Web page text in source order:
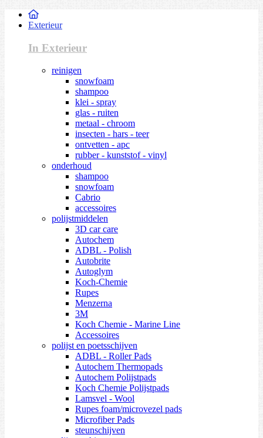
Exterieur
In Exterieur
reinigen
snowfoam
shampoo
klei - spray
glas - ruiten
metaal - chroom
insecten - hars - teer
ontvetten - apc
rubber - kunststof - vinyl
onderhoud
shampoo
snowfoam
Cabrio
accessoires
polijstmiddelen
3D car care
Autochem
ADBL - Polish
Autobrite
Autoglym
Koch-Chemie
Rupes
Menzerna
3M
Koch Chemie - Marine Line
Accessoires
polijst en poetsschijven
ADBL - Roller Pads
Autochem Thermopads
Autochem Polijstpads
Koch Chemie Polijstpads
Lamsvel - Wool
Rupes foam/microvezel pads
Microfiber Pads
steunschijven